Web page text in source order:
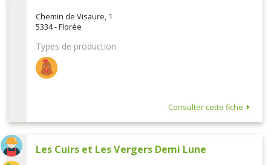
Chemin de Visaure, 1
5334 - Florée
Types de production
Consulter cette fiche
Les Cuirs et Les Vergers Demi Lune